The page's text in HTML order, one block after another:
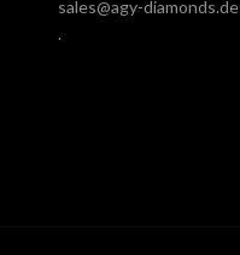
sales@agy-diamonds.de
.